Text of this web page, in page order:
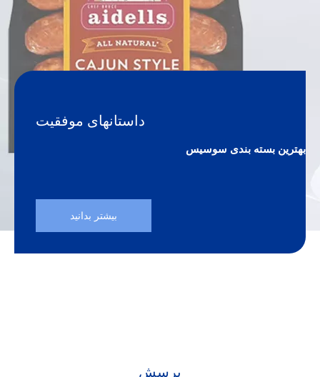
داستانهای موفقیت
بهترین بسته بندی سوسیس
بیشتر بدانید
پرسش